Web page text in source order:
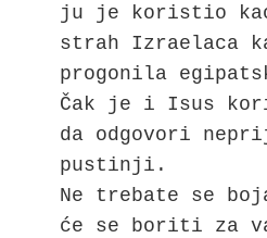
ju je koristio kao
strah Izraelaca
progonila
Čak je i Isus
da odgovori
pustinji.
Ne trebate se
će se boriti za